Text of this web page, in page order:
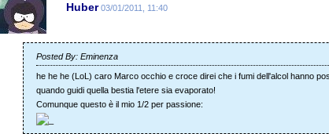
Huber 03/01/2011, 11:40
Posted By: Eminenza
he he he (LoL) caro Marco occhio e croce direi che i fumi dell'alcol hanno
quando guidi quella bestia l'etere sia evaporato!
Comunque questo è il mio 1/2 per passione: